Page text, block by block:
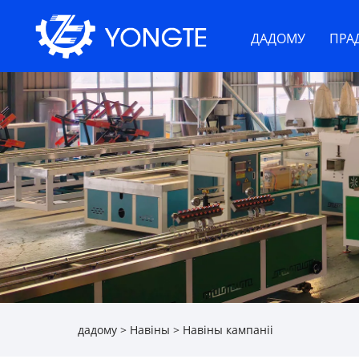
ДАДОМУ
дадому > Навіны > Навіны кампаніі